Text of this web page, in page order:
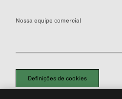
Nossa equipe comercial
Definições de cookies